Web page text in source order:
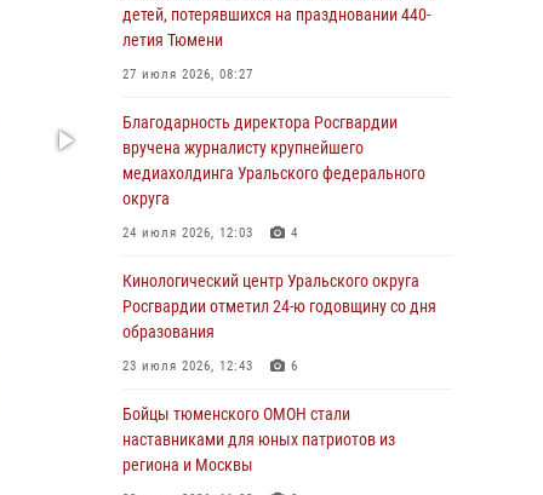
06 августа 2026, 12:33 2
области» в рамках акции «Храним огонь
06 августа 2026, 04:41 3
Росгвардейцы в Тюменской области почтили
Яковлева
05 августа 2026, 11:03 4
В Тюмени офицер Росгвардии в радиоэфире
владения оружием
05 августа 2026, 09:56 2
Военнослужащие Росгвардии сбили дрон-
детей, потерявшихся на праздновании 440-
летия Тюмени
27 июля 2026, 08:27
Благодарность директора Росгвардии
вручена журналисту крупнейшего
медиахолдинга Уральского федерального
округа
24 июля 2026, 12:03 4
Кинологический центр Уральского округа
Росгвардии отметил 24-ю годовщину со дня
образования
23 июля 2026, 12:43 6
Бойцы тюменского ОМОН стали
наставниками для юных патриотов из
региона и Москвы